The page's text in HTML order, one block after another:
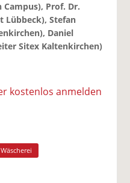
Prof. Dr.
Lübbeck), Stefan
Daniel
Sitex Kaltenkirchen)
kostenlos anmelden
Wäscherei